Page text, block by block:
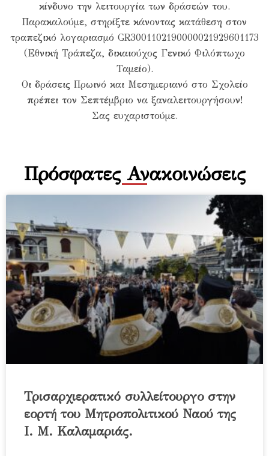
κίνδυνο την λειτουργία των δράσεών του.
Παρακαλούμε, στηρίξτε κάνοντας κατάθεση στον
τραπεζικό λογαριασμό GR3001102190000021929601173
(Εθνική Τράπεζα, δικαιούχος Γενικό Φιλόπτωχο
Ταμείο).
Οι δράσεις Πρωινό και Μεσημεριανό στο Σχολείο
πρέπει τον Σεπτέμβριο να ξαναλειτουργήσουν!
Σας ευχαριστούμε.
Πρόσφατες Ανακοινώσεις
Τρισαρχιερατικό συλλείτουργο στην
εορτή του Μητροπολιτικού Ναού της
Ι. Μ. Καλαμαριάς.